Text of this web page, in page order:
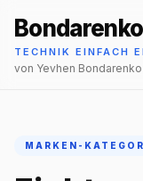
TECHNIK EINFACH
von Yevhen Bondarenko
MARKEN-